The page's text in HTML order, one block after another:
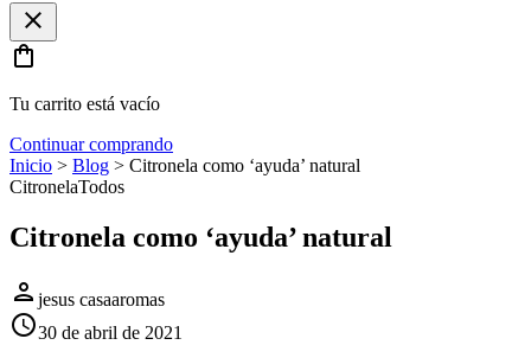
close
shopping_bag
Tu carrito está vacío
Continuar comprando
Inicio > Blog > Citronela como ‘ayuda’ natural
CitronelaTodos
Citronela como ‘ayuda’ natural
person jesus casaaromas
schedule30 de abril de 2021